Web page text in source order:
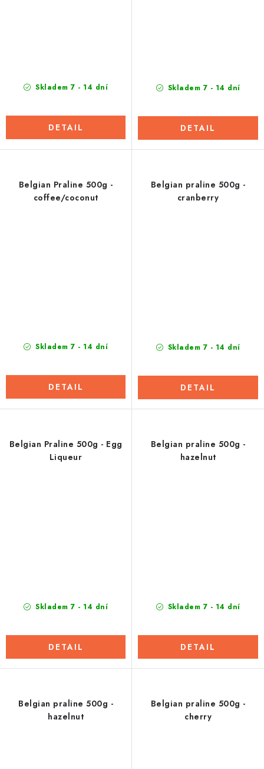
Skladem 7 - 14 dní
DETAIL
Skladem 7 - 14 dní
DETAIL
Belgian Praline 500g -
coffee/coconut
Skladem 7 - 14 dní
DETAIL
Belgian praline 500g -
cranberry
Skladem 7 - 14 dní
DETAIL
Belgian Praline 500g - Egg
Liqueur
Skladem 7 - 14 dní
DETAIL
Belgian praline 500g -
hazelnut
Skladem 7 - 14 dní
DETAIL
Belgian praline 500g -
hazelnut
Belgian praline 500g -
cherry